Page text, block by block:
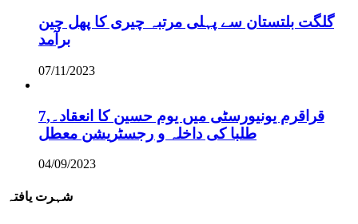
گلگت بلتستان سے پہلی مرتبہ چیری کا پھل چین
برآمد
07/11/2023
قراقرم یونیورسٹی میں یوم حسین کا انعقاد۔,7
طلبا کی داخلہ و رجسٹریشن معطل
04/09/2023
شہرت یافتہ